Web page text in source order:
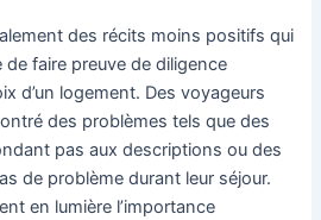
des récits moins positifs qui
de faire preuve de diligence
d’un logement. Des voyageurs
des problèmes tels que des
pas aux descriptions ou des
de problème durant leur séjour.
en lumière l’importance